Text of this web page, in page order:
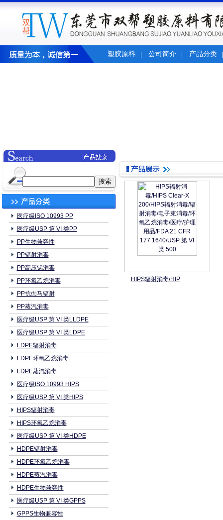
塑胶原料 公司简介 产品分类
医疗级ISO 10993 PP
医疗级USP 第 VI 类PP
PP生物兼容性
PP辐射消毒
PP高压锅消毒
PP环氧乙烷消毒
PP抗伽马辐射
PP蒸汽消毒
医疗级USP 第 VI 类LLDPE
医疗级USP 第 VI 类LDPE
LDPE辐射消毒
LDPE环氧乙烷消毒
LDPE蒸汽消毒
医疗级ISO 10993 HIPS
医疗级USP 第 VI 类HIPS
HIPS辐射消毒
HIPS环氧乙烷消毒
医疗级USP 第 VI 类HDPE
HDPE辐射消毒
HDPE环氧乙烷消毒
HDPE蒸汽消毒
HDPE生物兼容性
医疗级USP 第 VI 类GPPS
GPPS生物兼容性
HIPS辐射消毒/HIP